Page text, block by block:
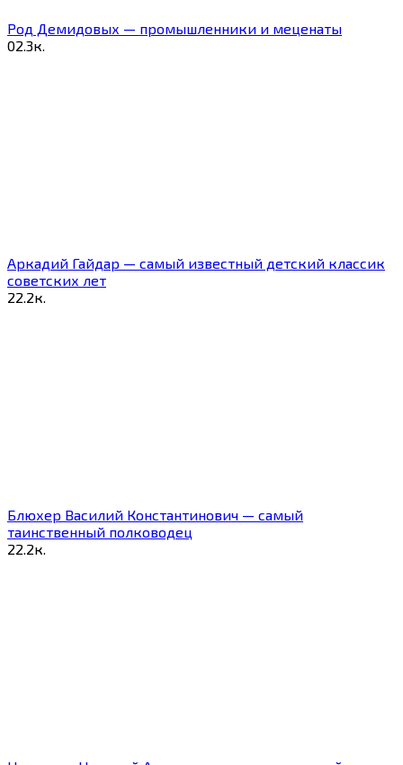
Род Демидовых — промышленники и меценаты
02.3к.
Аркадий Гайдар — самый известный детский классик
советских лет
22.2к.
Блюхер Василий Константинович — самый
таинственный полководец
22.2к.